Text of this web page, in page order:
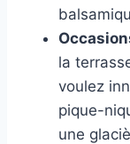
la
voulez
pique-
une